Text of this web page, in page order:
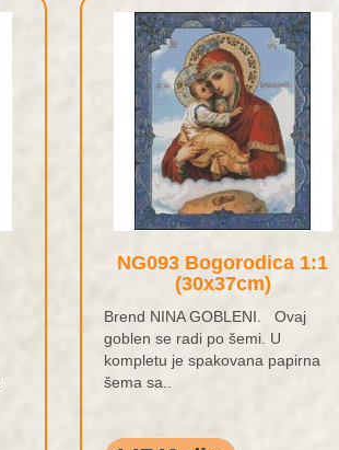
NG093 Bogorodica 1:1
(30x37cm)
Brend NINA GOBLENI. Ovaj
goblen se radi po šemi. U
kompletu je spakovana papirna
šema sa..